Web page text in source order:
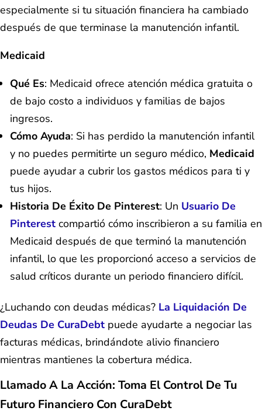
especialmente si tu situación financiera ha cambiado
después de que terminase la manutención infantil.
Medicaid
Qué Es: Medicaid ofrece atención médica gratuita o
de bajo costo a individuos y familias de bajos
ingresos.
Cómo Ayuda: Si has perdido la manutención infantil
y no puedes permitirte un seguro médico, Medicaid
puede ayudar a cubrir los gastos médicos para ti y
tus hijos.
Historia De Éxito De Pinterest: Un Usuario De
Pinterest compartió cómo inscribieron a su familia en
Medicaid después de que terminó la manutención
infantil, lo que les proporcionó acceso a servicios de
salud críticos durante un periodo financiero difícil.
¿Luchando con deudas médicas? La Liquidación De
Deudas De CuraDebt puede ayudarte a negociar las
facturas médicas, brindándote alivio financiero
mientras mantienes la cobertura médica.
Llamado A La Acción: Toma El Control De Tu
Futuro Financiero Con CuraDebt